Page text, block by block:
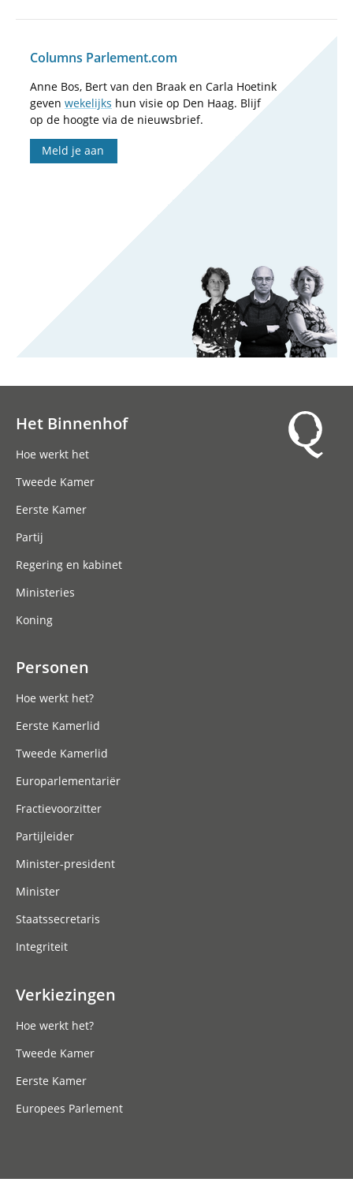
Columns Parlement.com
Anne Bos, Bert van den Braak en Carla Hoetink
geven wekelijks hun visie op Den Haag. Blijf
op de hoogte via de nieuwsbrief.
Meld je aan
Het Binnenhof
Hoe werkt het
Tweede Kamer
Eerste Kamer
Partij
Regering en kabinet
Ministeries
Koning
Personen
Hoe werkt het?
Eerste Kamerlid
Tweede Kamerlid
Europarlementariër
Fractievoorzitter
Partijleider
Minister-president
Minister
Staatssecretaris
Integriteit
Verkiezingen
Hoe werkt het?
Tweede Kamer
Eerste Kamer
Europees Parlement